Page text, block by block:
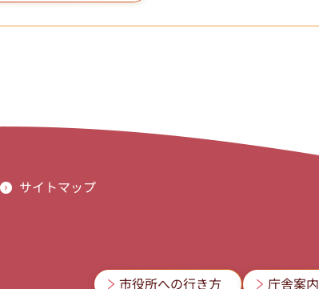
サイトマップ
市役所への行き方 庁舎案内